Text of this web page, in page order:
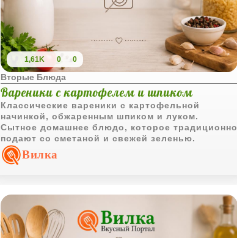
1,61K 0 0
Вторые Блюда
Вареники с картофелем и шпиком
Классические вареники с картофельной
начинкой, обжаренным шпиком и луком.
Сытное домашнее блюдо, которое традиционно
подают со сметаной и свежей зеленью.
Вилка